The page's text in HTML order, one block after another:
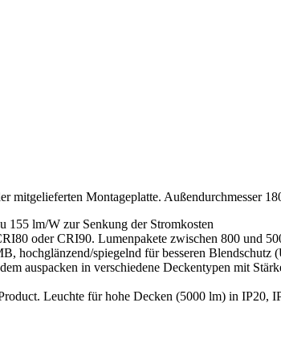
mitgelieferten Montageplatte. Außendurchmesser
lm/W zur Senkung der Stromkosten
oder CRI90. Lumenpakete zwischen 800 und
hochglänzend/spiegelnd für besseren
auspacken in verschiedene Deckentypen mit
Leuchte für hohe Decken (5000 lm) in IP20,